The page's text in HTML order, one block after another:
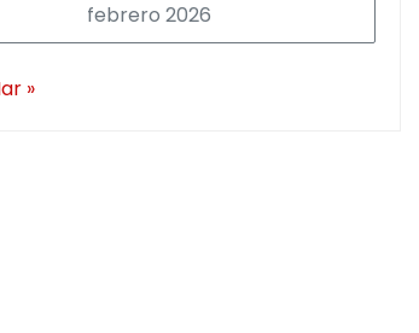
febrero 2026
»